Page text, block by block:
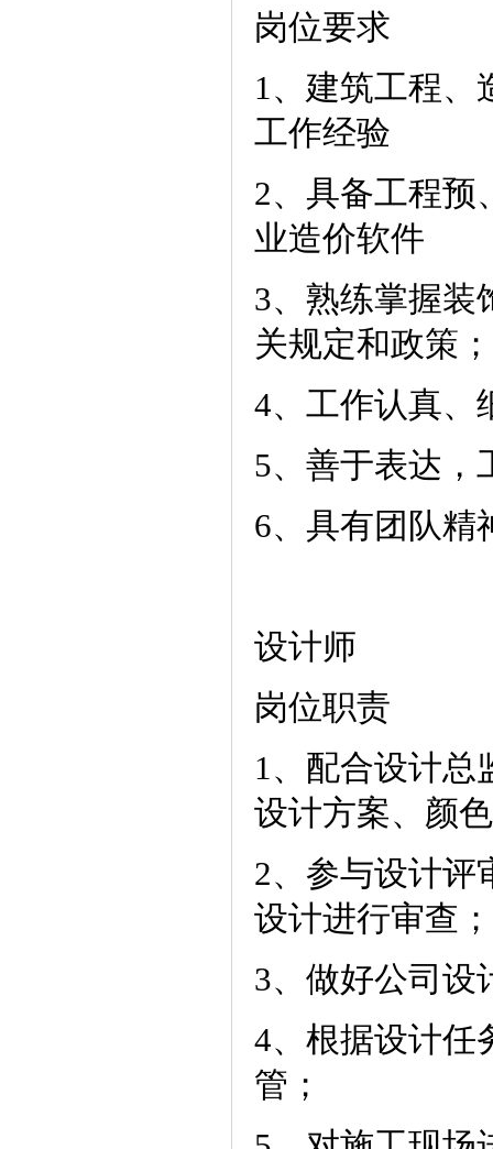
岗位要求
1、建筑工程、
工作经验
2、具备工程预
业造价软件
3、熟练掌握装
关规定和政策；
4、工作认真、
5、善于表达，
6、具有团队精
设计师
岗位职责
1、配合设计总
设计方案、颜
2、参与设计评
设计进行审查；
3、做好公司设
4、根据设计任
管；